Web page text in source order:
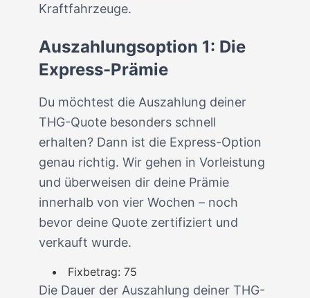
Kraftfahrzeuge.
Auszahlungsoption 1: Die
Express-Prämie
Du möchtest die Auszahlung deiner
THG-Quote besonders schnell
erhalten? Dann ist die Express-Option
genau richtig. Wir gehen in Vorleistung
und überweisen dir deine Prämie
innerhalb von vier Wochen – noch
bevor deine Quote zertifiziert und
verkauft wurde.
Fixbetrag: 75
Die Dauer der Auszahlung deiner THG-